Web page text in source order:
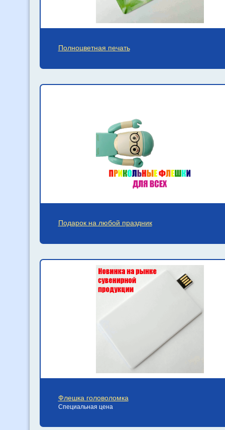
Полноцветная печать
Подарок на любой праздник
Флешка головоломка
Специальная цена